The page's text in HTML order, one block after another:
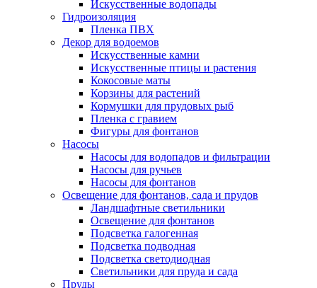
Искусственные водопады
Гидроизоляция
Пленка ПВХ
Декор для водоемов
Искусственные камни
Искусственные птицы и растения
Кокосовые маты
Корзины для растений
Кормушки для прудовых рыб
Пленка с гравием
Фигуры для фонтанов
Насосы
Насосы для водопадов и фильтрации
Насосы для ручьев
Насосы для фонтанов
Освещение для фонтанов, сада и прудов
Ландшафтные светильники
Освещение для фонтанов
Подсветка галогенная
Подсветка подводная
Подсветка светодиодная
Светильники для пруда и сада
Пруды